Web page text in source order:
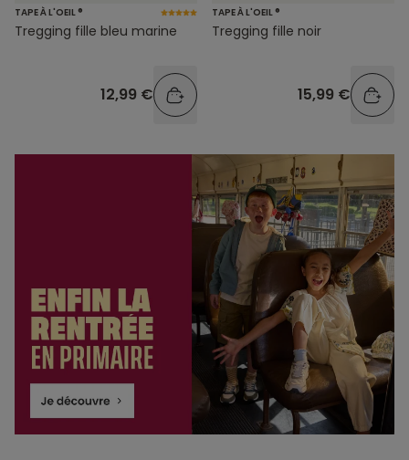
TAPE À L'OEIL ®
Tregging fille bleu marine
12,99 €
TAPE À L'OEIL ®
Tregging fille noir
15,99 €